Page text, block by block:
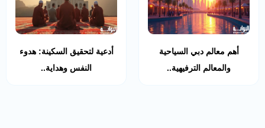
أهم معالم دبي السياحية
والمعالم الترفيهية..
أدعية لتحقيق السكينة: هدوء
النفس وهداية..